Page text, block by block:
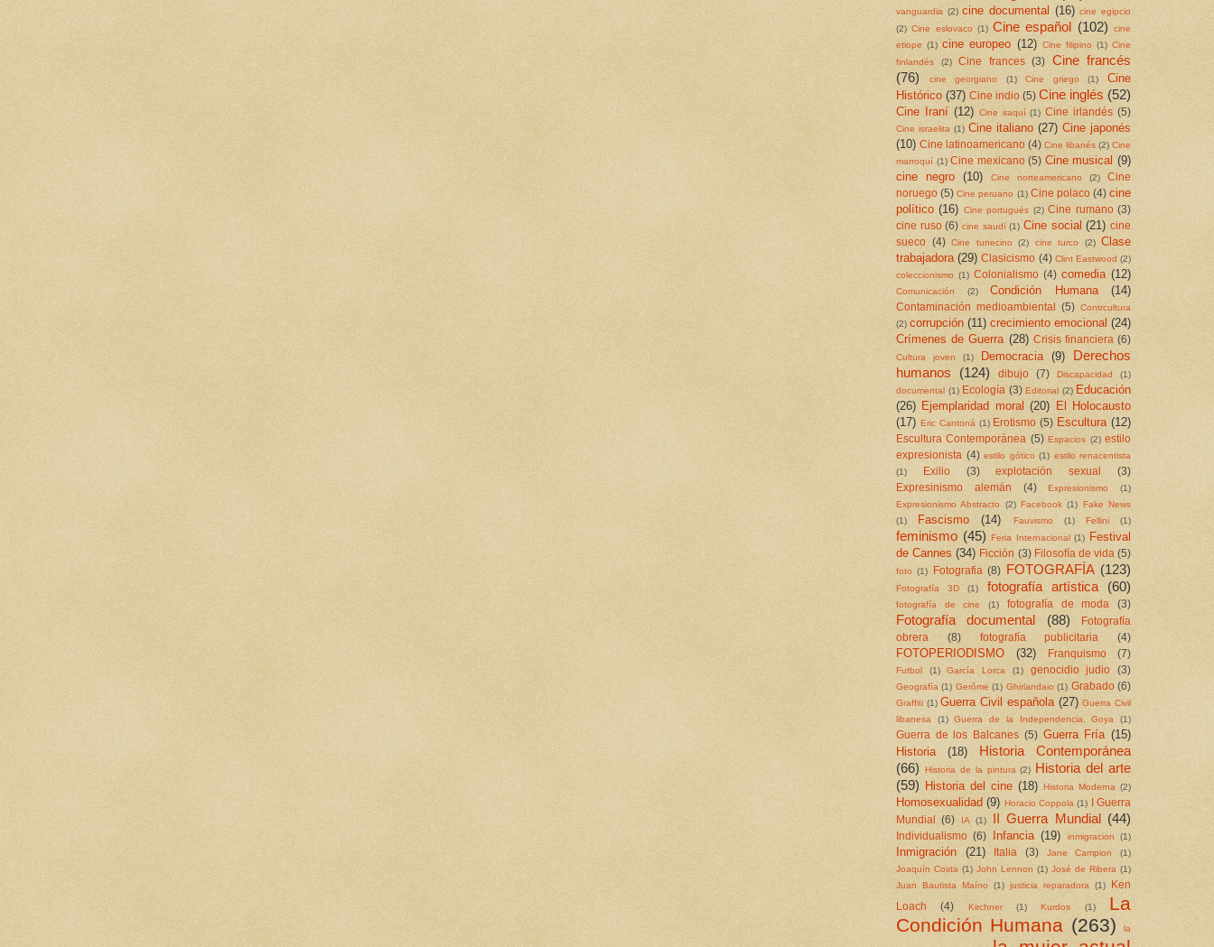
vanguardia (2) cine documental (16) cine egipcio
(2) Cine eslovaco (1) Cine español (102)
cine
etiope (1) cine europeo (12) Cine filipino (1) Cine
finlandés
(2) Cine frances (3)
Cine francés
(76)
cine georgiano (1) Cine griego (1)
Cine
Histórico (37) Cine indio (5) Cine inglés (52)
Cine Iraní (12) Cine iraquí (1) Cine irlandés (5)
Cine israelita (1) Cine italiano (27) Cine japonés
(10) Cine latinoamericano (4) Cine libanés (2) Cine
marroquí (1) Cine mexicano (5) Cine musical (9)
cine negro (10) Cine norteamericano (2)
Cine
noruego (5) Cine peruano (1) Cine polaco (4) cine
político (16) Cine portugués (2) Cine rumano (3)
cine ruso (6) cine saudí (1) Cine social (21) cine
sueco (4) Cine tunecino (2) cine turco (2) Clase
trabajadora (29) Clasicismo (4) Clint Eastwood (2)
coleccionismo (1) Colonialismo (4) comedia (12)
Comunicación (2) Condición Humana (14)
Contaminación medioambiental (5) Contrcultura
(2) corrupción (11) crecimiento emocional (24)
Crímenes de Guerra (28) Crisis financiera (6)
Cultura joven (1) Democracia (9)
Derechos
humanos
(124) dibujo (7) Discapacidad
(1)
documental (1) Ecología (3) Editorial (2) Educación
(26) Ejemplaridad moral (20) El Holocausto
(17) Eric Cantoná (1) Erotismo (5) Escultura (12)
Escultura Contemporánea (5) Espacios (2) estilo
expresionista (4) estilo gótico (1) estilo renacentista
(1)
Exilio (3) explotación sexual
(3)
Expresinismo alemán
(4) Expresionismo
(1)
Expresionismo Abstracto (2) Facebook (1)
Fake News
(1)
Fascismo (14) Fauvismo (1) Fellini (1)
feminismo (45) Feria Internacional (1) Festival
de Cannes (34) Ficción (3) Filosofía de vida (5)
foto (1) Fotografia (8) FOTOGRAFÍA (123)
Fotografía 3D (1) fotografía artística (60)
fotografía de cine (1) fotografía de moda (3)
Fotografía documental (88)
Fotografía
obrera
(8) fotografía publicitaria (4)
FOTOPERIODISMO (32) Franquismo (7)
Futbol (1) García Lorca (1) genocidio judio (3)
Geografía (1) Gerôme (1) Ghirlandaio (1) Grabado (6)
Graffiti (1) Guerra Civil española (27) Guerra Civil
libanesa
(1) Guerra de la Independencia. Goya (1)
Guerra de los Balcanes (5) Guerra Fría (15)
Historia
(18)
Historia Contemporánea
(66)
Historia de la pintura (2) Historia del arte
(59) Historia del cine (18) Historia Moderna (2)
Homosexualidad (9) Horacio Coppola (1)
I Guerra
Mundial
(6) IA (1) II Guerra Mundial (44)
Individualismo (6) Infancia (19) inmigracion (1)
Inmigración (21) Italia (3) Jane Campion
(1)
Joaquín Costa (1) John Lennon (1) José de Ribera (1)
Juan Bautista Maíno
(1) justicia reparadora (1)
Ken
Loach
(4) Kirchner (1) Kurdos (1)
La
Condición Humana (263) la